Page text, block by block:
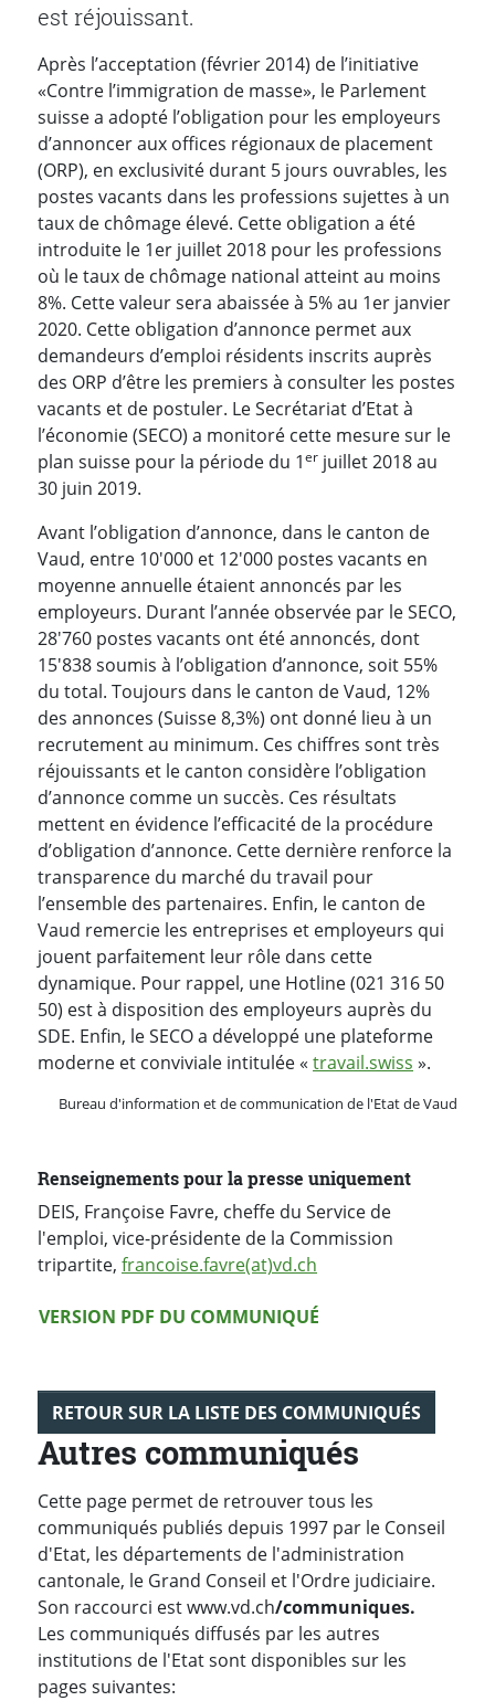
est réjouissant.
Après l’acceptation (février 2014) de l’initiative
«Contre l’immigration de masse», le Parlement
suisse a adopté l’obligation pour les employeurs
d’annoncer aux offices régionaux de placement
(ORP), en exclusivité durant 5 jours ouvrables, les
postes vacants dans les professions sujettes à un
taux de chômage élevé. Cette obligation a été
introduite le 1er juillet 2018 pour les professions
où le taux de chômage national atteint au moins
8%. Cette valeur sera abaissée à 5% au 1er janvier
2020. Cette obligation d’annonce permet aux
demandeurs d’emploi résidents inscrits auprès
des ORP d’être les premiers à consulter les postes
vacants et de postuler. Le Secrétariat d’Etat à
l’économie (SECO) a monitoré cette mesure sur le
plan suisse pour la période du 1er juillet 2018 au
30 juin 2019.
Avant l’obligation d’annonce, dans le canton de
Vaud, entre 10'000 et 12'000 postes vacants en
moyenne annuelle étaient annoncés par les
employeurs. Durant l’année observée par le SECO,
28'760 postes vacants ont été annoncés, dont
15'838 soumis à l’obligation d’annonce, soit 55%
du total. Toujours dans le canton de Vaud, 12%
des annonces (Suisse 8,3%) ont donné lieu à un
recrutement au minimum. Ces chiffres sont très
réjouissants et le canton considère l’obligation
d’annonce comme un succès. Ces résultats
mettent en évidence l’efficacité de la procédure
d’obligation d’annonce. Cette dernière renforce la
transparence du marché du travail pour
l’ensemble des partenaires. Enfin, le canton de
Vaud remercie les entreprises et employeurs qui
jouent parfaitement leur rôle dans cette
dynamique. Pour rappel, une Hotline (021 316 50
50) est à disposition des employeurs auprès du
SDE. Enfin, le SECO a développé une plateforme
moderne et conviviale intitulée « travail.swiss ».
Bureau d'information et de communication de l'Etat de Vaud
Renseignements pour la presse uniquement
DEIS, Françoise Favre, cheffe du Service de
l'emploi, vice-présidente de la Commission
tripartite, francoise.favre(at)vd.ch
Version PDF
VERSION PDF DU COMMUNIQUÉ
RETOUR SUR LA LISTE DES COMMUNIQUÉS
Autres communiqués
Cette page permet de retrouver tous les
communiqués publiés depuis 1997 par le Conseil
d'Etat, les départements de l'administration
cantonale, le Grand Conseil et l'Ordre judiciaire.
Son raccourci est www.vd.ch/communiques.
Les communiqués diffusés par les autres
institutions de l'Etat sont disponibles sur les
pages suivantes: